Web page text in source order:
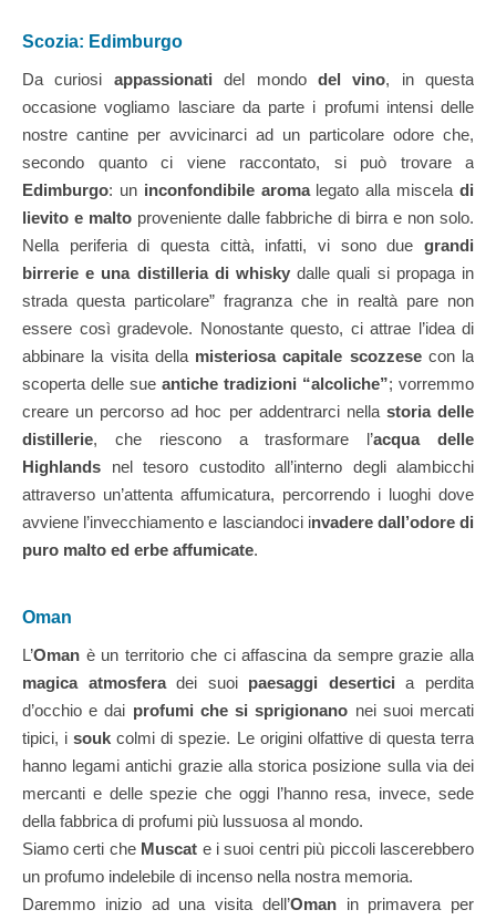
Scozia: Edimburgo
Da curiosi appassionati del mondo del vino, in questa
occasione vogliamo lasciare da parte i profumi intensi delle
nostre cantine per avvicinarci ad un particolare odore che,
secondo quanto ci viene raccontato, si può trovare a
Edimburgo: un inconfondibile aromalegato alla misceladi
lievito e malto proveniente dalle fabbriche di birra e non solo.
Nella periferia di questa città, infatti, vi sono due grandi
birrerie e una distilleria di whisky dalle quali si propaga in
strada questa particolare” fragranza che in realtà pare non
essere così gradevole. Nonostante questo, ci attrae l’idea di
abbinare la visita della misteriosa capitale scozzesecon la
scoperta delle sue antiche tradizioni “alcoliche”; vorremmo
creare un percorso ad hoc per addentrarci nella storia delle
distillerie, che riescono a trasformare l’acqua delle
Highlands nel tesoro custodito all’interno degli alambicchi
attraverso un’attenta affumicatura, percorrendo i luoghi dove
avviene l’invecchiamento e lasciandoci invadere dall’odore di
puro malto ed erbe affumicate.
Oman
L’Oman è un territorio che ci affascina da sempre grazie alla
magica atmosferadei suoi paesaggi desertici a perdita
d’occhio e dai profumi che si sprigionano nei suoi mercati
tipici, isouk colmi di spezie. Le origini olfattive di questa terra
hanno legami antichi grazie alla storica posizione sulla via dei
mercanti e delle spezie che oggi l’hanno resa, invece, sede
della fabbrica di profumi più lussuosa al mondo.
Siamo certi che Muscat e i suoi centri più piccoli lascerebbero
un profumo indelebile di incenso nella nostra memoria.
Daremmo inizio ad una visita dell’Omanin primavera per